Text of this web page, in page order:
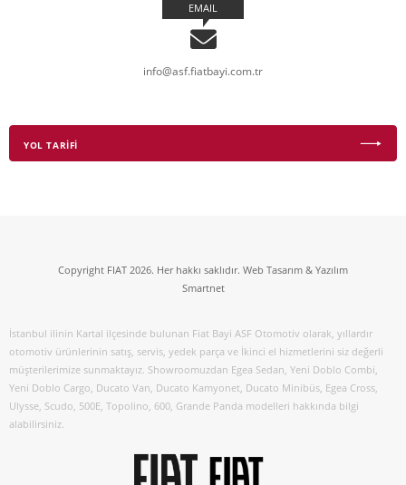
EMAIL
info@asf.fiatbayi.com.tr
YOL TARİFİ
Copyright FIAT 2026. Her hakkı saklıdır. Web Tasarım & Yazılım
Smartnet
İstanbul ilinin Kartal ilçesinde bulunan Fiat Bayi ASF Otomotiv olarak, yıllardır
otomotiv ürünlerinin satış, servis, yedek parça ve İkinci el hizmetlerini siz değerli
müşterilerimize sunmaktayız. Showroomuzdan Egea Sedan, Yeni Doblo Combi,
Yeni Doblo Cargo, Ducato Van, Ducato Kamyonet, Ducato Minibüs, Egea Cross,
Ulysse, Scudo, 500E, Topolino, 600, Grande Panda modelleri hakkında bilgi
alabilirsiniz.